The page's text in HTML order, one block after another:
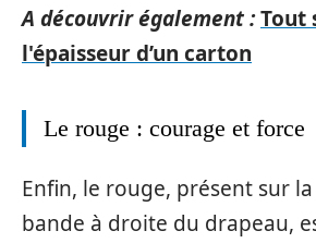
A découvrir également :Tout
l'épaisseur d’un carton
Le rouge : courage et force
Enfin, le rouge, présent sur
bande à droite du drapeau,